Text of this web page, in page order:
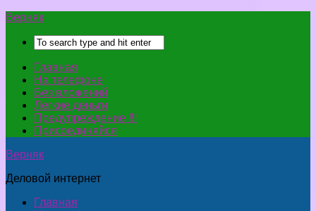
Верняк
Главная
На телефоне
Без вложений
Легкие деньги
Предупреждение !!!
Присоединяйся
Верняк
Деловой интернет
Главная